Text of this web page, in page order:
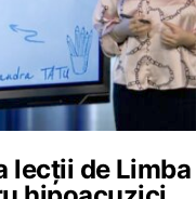
lecţii de Limba